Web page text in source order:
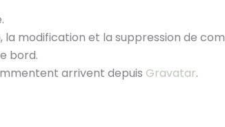
modification et la suppression de
bord.
arrivent depuis Gravatar.